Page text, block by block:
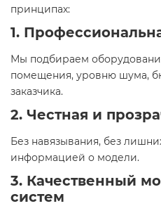
принципах:
1.
Мы подбираем
помещения, уровню шума,
заказчика.
2. Честная и
Без навязывания, без
информацией о модели.
3. Качественный
систем